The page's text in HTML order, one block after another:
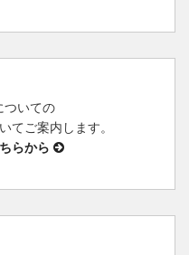
いての
てご案内します。
らから